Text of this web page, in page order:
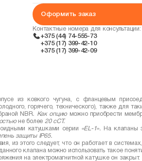
Оформить заказ
Контактные номера для консультации:
+375 (44) 74-555-73
+375 (17) 399-42-10
+375 (17) 399-42-09
из ковкого чугуна, с фланцевым
горячего, технического), также для
NBR. Как опцию можно приобрести
не более 20 сСТ.
катушками серии «EL -1». На клапаны
защиты IP65.
из этого следует, что он работает в
клапана можно использовать такое
на электромагнитной катушке он